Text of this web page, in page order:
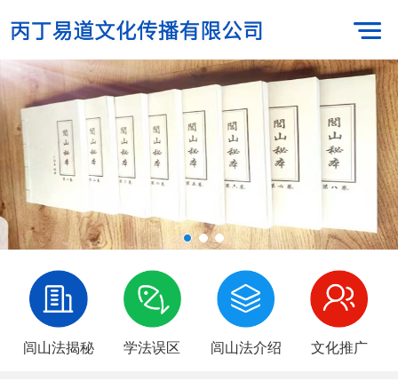
闾山法揭秘 学法误区 闾山法介绍 文化推广